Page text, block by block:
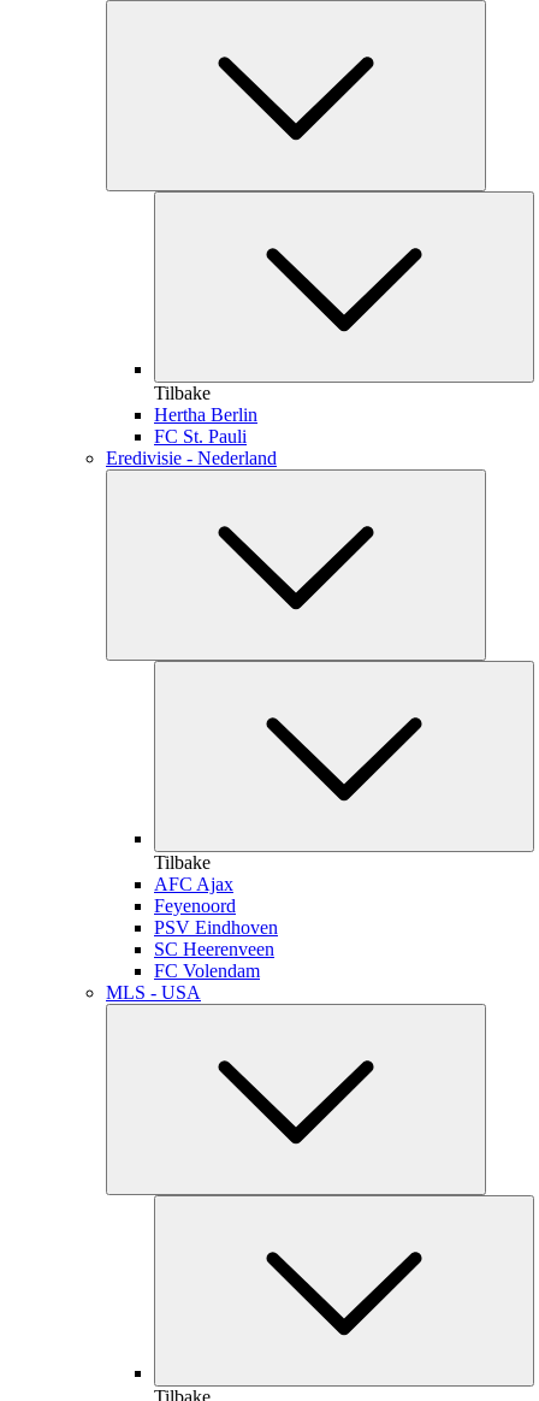
Tilbake
Hertha Berlin
FC St. Pauli
Eredivisie - Nederland
Tilbake
AFC Ajax
Feyenoord
PSV Eindhoven
SC Heerenveen
FC Volendam
MLS - USA
Tilbake